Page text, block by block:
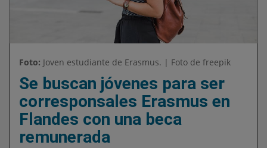
Foto: Joven estudiante de Erasmus. | Foto de freepik
Se buscan jóvenes para ser
corresponsales Erasmus en
Flandes con una beca
remunerada